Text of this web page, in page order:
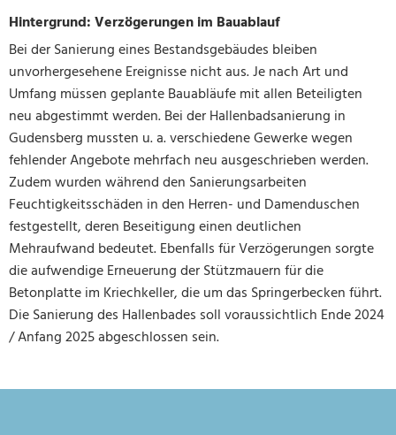
Hintergrund: Verzögerungen im Bauablauf
Bei der Sanierung eines Bestandsgebäudes bleiben
unvorhergesehene Ereignisse nicht aus. Je nach Art und
Umfang müssen geplante Bauabläufe mit allen Beteiligten
neu abgestimmt werden. Bei der Hallenbadsanierung in
Gudensberg mussten u. a. verschiedene Gewerke wegen
fehlender Angebote mehrfach neu ausgeschrieben werden.
Zudem wurden während den Sanierungsarbeiten
Feuchtigkeitsschäden in den Herren- und Damenduschen
festgestellt, deren Beseitigung einen deutlichen
Mehraufwand bedeutet. Ebenfalls für Verzögerungen sorgte
die aufwendige Erneuerung der Stützmauern für die
Betonplatte im Kriechkeller, die um das Springerbecken führt.
Die Sanierung des Hallenbades soll voraussichtlich Ende 2024
/ Anfang 2025 abgeschlossen sein.